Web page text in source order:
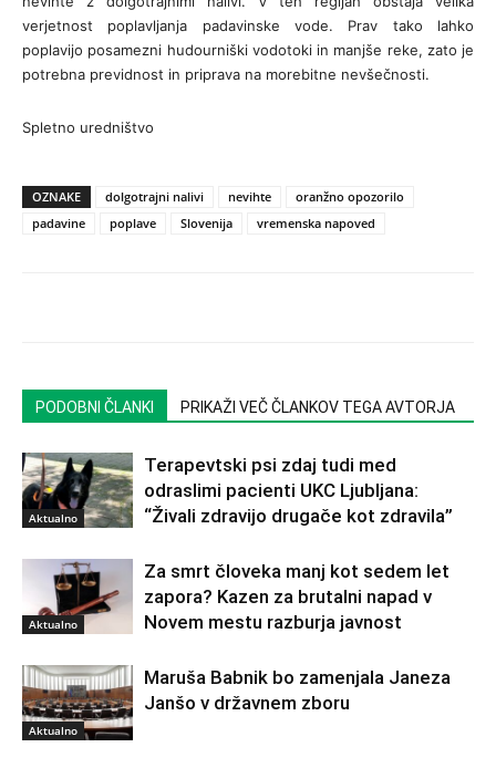
verjetnost poplavljanja padavinske vode. Prav tako lahko
poplavijo posamezni hudourniški vodotoki in manjše reke, zato je
potrebna previdnost in priprava na morebitne nevšečnosti.
Spletno uredništvo
OZNAKE dolgotrajni nalivi nevihte
oranžno opozorilo
padavine
poplave Slovenija vremenska napoved
PODOBNI ČLANKI PRIKAŽI VEČ ČLANKOV TEGA AVTORJA
Aktualno
Terapevtski psi zdaj tudi med
odraslimi pacienti UKC Ljubljana:
“Živali zdravijo drugače kot zdravila”
Aktualno
Za smrt človeka manj kot sedem let
zapora? Kazen za brutalni napad v
Novem mestu razburja javnost
Aktualno
Maruša Babnik bo zamenjala Janeza
Janšo v državnem zboru